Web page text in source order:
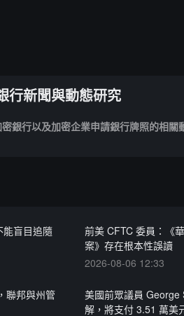
行新聞與動態研究
銀行以及加密企業申請銀行牌照的相關
能盲目追隨
前美 CFTC 委員：《
案》存在根本性誤讀
2026-08-06 12:33
聯邦與州管
美國前眾議員 George
解，將支付 3.51 萬美